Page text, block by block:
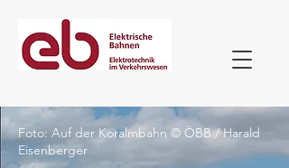
Foto: Auf der Koralmbahn © ÖBB / Harald
Eisenberger